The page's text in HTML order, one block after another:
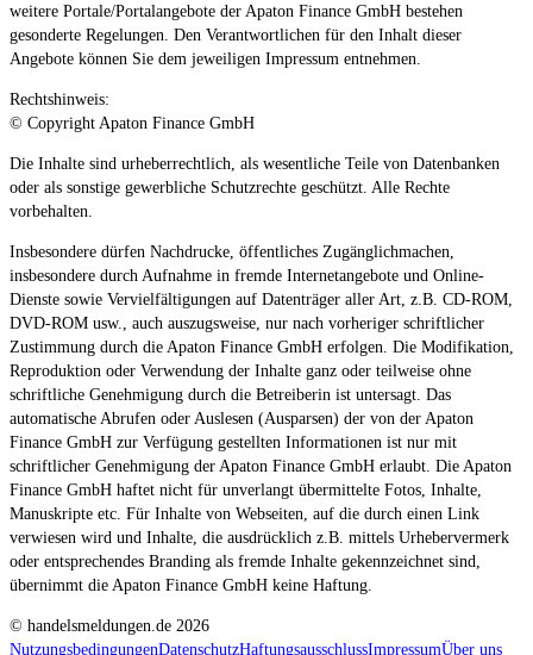
weitere Portale/Portalangebote der Apaton Finance GmbH bestehen
gesonderte Regelungen. Den Verantwortlichen für den Inhalt dieser
Angebote können Sie dem jeweiligen Impressum entnehmen.
Rechtshinweis:
© Copyright Apaton Finance GmbH
Die Inhalte sind urheberrechtlich, als wesentliche Teile von Datenbanken
oder als sonstige gewerbliche Schutzrechte geschützt. Alle Rechte
vorbehalten.
Insbesondere dürfen Nachdrucke, öffentliches Zugänglichmachen,
insbesondere durch Aufnahme in fremde Internetangebote und Online-
Dienste sowie Vervielfältigungen auf Datenträger aller Art, z.B. CD-ROM,
DVD-ROM usw., auch auszugsweise, nur nach vorheriger schriftlicher
Zustimmung durch die Apaton Finance GmbH erfolgen. Die Modifikation,
Reproduktion oder Verwendung der Inhalte ganz oder teilweise ohne
schriftliche Genehmigung durch die Betreiberin ist untersagt. Das
automatische Abrufen oder Auslesen (Ausparsen) der von der Apaton
Finance GmbH zur Verfügung gestellten Informationen ist nur mit
schriftlicher Genehmigung der Apaton Finance GmbH erlaubt. Die Apaton
Finance GmbH haftet nicht für unverlangt übermittelte Fotos, Inhalte,
Manuskripte etc. Für Inhalte von Webseiten, auf die durch einen Link
verwiesen wird und Inhalte, die ausdrücklich z.B. mittels Urhebervermerk
oder entsprechendes Branding als fremde Inhalte gekennzeichnet sind,
übernimmt die Apaton Finance GmbH keine Haftung.
© handelsmeldungen.de 2026
NutzungsbedingungenDatenschutzHaftungsausschlussImpressumÜber uns